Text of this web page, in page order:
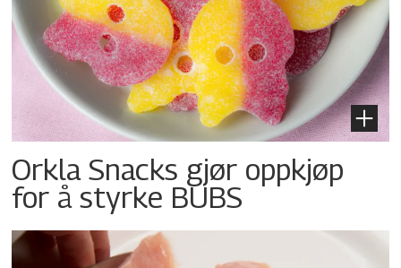
Orkla Snacks gjør oppkjøp
for å styrke BUBS